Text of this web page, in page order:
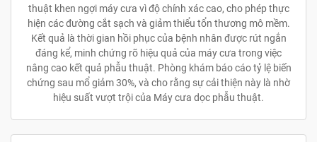
thuật khen ngợi máy cưa vì độ chính xác cao, cho phép thực
hiện các đường cắt sạch và giảm thiểu tổn thương mô mềm.
Kết quả là thời gian hồi phục của bệnh nhân được rút ngắn
đáng kể, minh chứng rõ hiệu quả của máy cưa trong việc
nâng cao kết quả phẫu thuật. Phòng khám báo cáo tỷ lệ biến
chứng sau mổ giảm 30%, và cho rằng sự cải thiện này là nhờ
hiệu suất vượt trội của Máy cưa dọc phẫu thuật.